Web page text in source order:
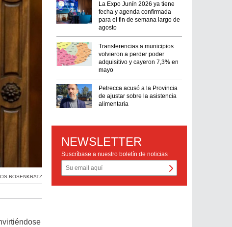
ROSENKRATZ
La Expo Junín 2026 ya tiene
fecha y agenda confirmada
para el fin de semana largo de
agosto
Transferencias a municipios
volvieron a perder poder
adquisitivo y cayeron 7,3% en
mayo
Petrecca acusó a la Provincia
de ajustar sobre la asistencia
alimentaria
NEWSLETTER
Suscríbase a nuestro boletín de noticias